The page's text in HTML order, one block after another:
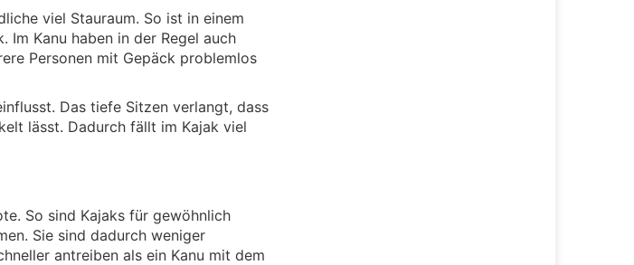
viel Stauraum. So ist in einem
Im Kanu haben in der Regel auch
Personen mit Gepäck problemlos
Das tiefe Sitzen verlangt, dass
lässt. Dadurch fällt im Kajak viel
So sind Kajaks für gewöhnlich
Sie sind dadurch weniger
antreiben als ein Kanu mit dem